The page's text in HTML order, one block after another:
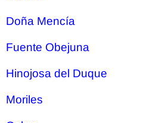
Doña Mencía
Fuente Obejuna
Hinojosa del Duque
Moriles